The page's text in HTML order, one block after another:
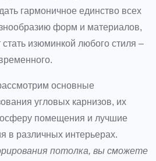
гармоничное единство всех
форм и материалов,
изюминкой любого стиля –
основные
угловых карнизов, их
помещения и лучшие
в различных интерьерах.
потолка, вы сможете